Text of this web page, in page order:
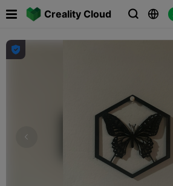
Creality Cloud  
